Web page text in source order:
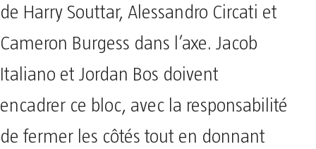
de Harry Souttar, Alessandro Circati et
Cameron Burgess dans l’axe. Jacob
Italiano et Jordan Bos doivent
encadrer ce bloc, avec la responsabilité
de fermer les côtés tout en donnant